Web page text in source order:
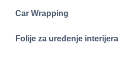
Car Wrapping
Folije za uređenje interijera